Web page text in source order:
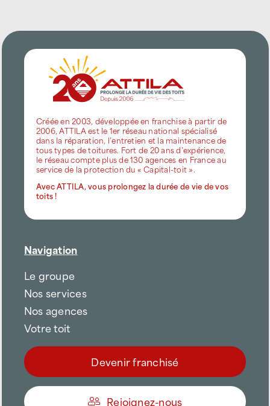
Créée en 2003, développée en franchise à partir de
2006, ATTILA est le 1er réseau national spécialisé
dans la réparation, l’entretien et la maintenance de
tous types de toitures. Fort de 20 ans d’expérience,
le réseau compte plus de 130 agences en France au
service de la protection du « Capital-toit ».
Avec ATTILA, vous prolongez la durée de vie de vos
toits !
Navigation
Le groupe
Nos services
Nos agences
Votre toit
Devenir franchisé
Rejoignez-nous